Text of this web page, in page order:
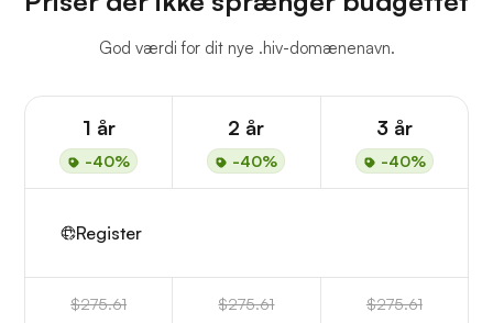
God værdi for dit nye .hiv-domænenavn.
1 år
-40%
2 år
-40%
3 år
-40%
Register
$275.61 $275.61 $275.61